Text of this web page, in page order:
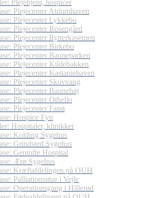
Plejehjem, hospicer
Plejecenter Atriumhaven
Plejecenter Lykkebo
Plejecenter Rosengård
Plejecenter Rytterkasernen
Plejecenter Birkebo
Plejecenter Bauneparken
Plejecenter Kildebakken
Plejecenter Kastaniehaven
Plejecenter Skovvang
Plejecenter Baunehøj
Plejecenter Othello
Plejecenter Fanø
Hospice Fyn
Hospitaler, klinikker
Kolding Sygehus
Grindsted Sygehus
Gentofte Hospital
Ærø Sygehus
Kræftafdelingen på OUH
Palliationsstue i Vejle
Operationsgang i Hillerød